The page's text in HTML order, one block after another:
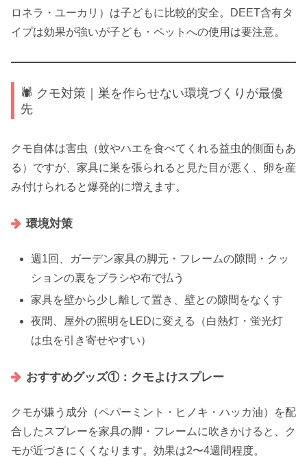
ロネラ・ユーカリ）は子どもに比較的安全。DEET含有タ
イプは効果が強いが子ども・ペットへの使用は要注意。
🕷️ クモ対策｜巣を作らせない環境づくりが最優
先
クモ自体は害虫（蚊やハエを食べてくれる益虫的側面もあ
る）ですが、家具に巣を張られると見た目が悪く、卵を産
み付けられると爆発的に増えます。
環境対策
週1回、ガーデン家具の脚元・フレームの隙間・クッ
ションの裏をブラシや布で払う
家具を壁から少し離して置き、壁との隙間をなくす
夜間、屋外の照明をLEDに変える（白熱灯・蛍光灯
は虫を引き寄せやすい）
おすすめグッズ①：クモよけスプレー
クモが嫌う成分（ペパーミント・ヒノキ・ハッカ油）を配
合したスプレーを家具の脚・フレームに吹きかけると、ク
モが近づきにくくなります。効果は2〜4週間程度。